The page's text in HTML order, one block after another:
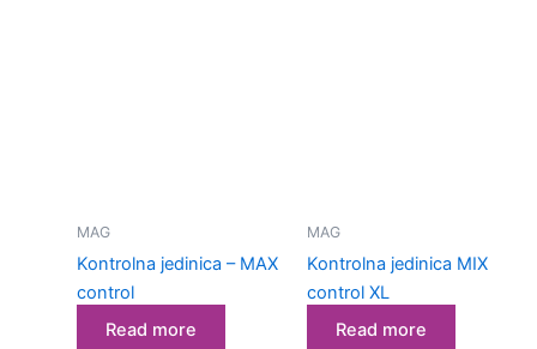
MAG
Kontrolna jedinica – MAX
control
Read more
MAG
Kontrolna jedinica MIX
control XL
Read more